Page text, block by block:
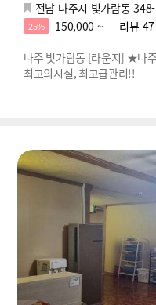
전남 나주시 빛가람동
25% 150,000 ~ 리뷰 47
나주 빛가람동 [라운지] ★나
최고의시설, 최고급관리!!